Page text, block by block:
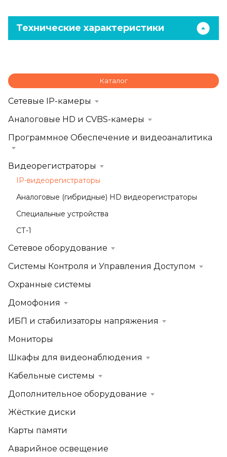
Технические характеристики
Каталог
Сетевые IP-камеры
Аналоговые HD и CVBS-камеры
Программное Обеспечение и видеоаналитика
Видеорегистраторы
IP-видеорегистраторы
Аналоговые (гибридные) HD видеорегистраторы
Специальные устройства
СТ-1
Сетевое оборудование
Системы Контроля и Управления Доступом
Охранные системы
Домофония
ИБП и стабилизаторы напряжения
Мониторы
Шкафы для видеонаблюдения
Кабельные системы
Дополнительное оборудование
Жёсткие диски
Карты памяти
Аварийное освещение